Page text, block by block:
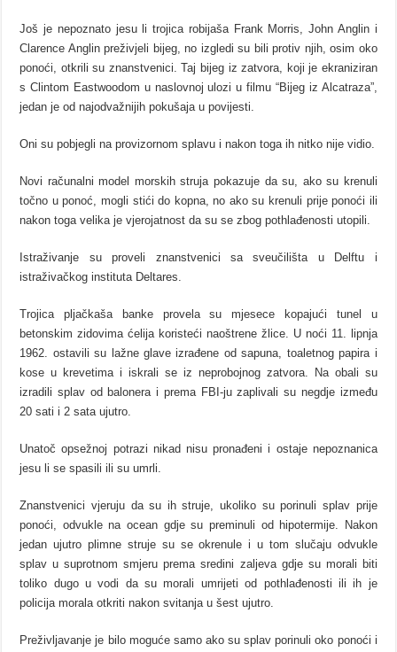
Još je nepoznato jesu li trojica robijaša Frank Morris, John Anglin i
Clarence Anglin preživjeli bijeg, no izgledi su bili protiv njih, osim oko
ponoći, otkrili su znanstvenici. Taj bijeg iz zatvora, koji je ekraniziran
s Clintom Eastwoodom u naslovnoj ulozi u filmu “Bijeg iz Alcatraza”,
jedan je od najodvažnijih pokušaja u povijesti.
Oni su pobjegli na provizornom splavu i nakon toga ih nitko nije vidio.
Novi računalni model morskih struja pokazuje da su, ako su krenuli
točno u ponoć, mogli stići do kopna, no ako su krenuli prije ponoći ili
nakon toga velika je vjerojatnost da su se zbog pothlađenosti utopili.
Istraživanje su proveli znanstvenici sa sveučilišta u Delftu i
istraživačkog instituta Deltares.
Trojica pljačkaša banke provela su mjesece kopajući tunel u
betonskim zidovima ćelija koristeći naoštrene žlice. U noći 11. lipnja
1962. ostavili su lažne glave izrađene od sapuna, toaletnog papira i
kose u krevetima i iskrali se iz neprobojnog zatvora. Na obali su
izradili splav od balonera i prema FBI-ju zaplivali su negdje između
20 sati i 2 sata ujutro.
Unatoč opsežnoj potrazi nikad nisu pronađeni i ostaje nepoznanica
jesu li se spasili ili su umrli.
Znanstvenici vjeruju da su ih struje, ukoliko su porinuli splav prije
ponoći, odvukle na ocean gdje su preminuli od hipotermije. Nakon
jedan ujutro plimne struje su se okrenule i u tom slučaju odvukle
splav u suprotnom smjeru prema sredini zaljeva gdje su morali biti
toliko dugo u vodi da su morali umrijeti od pothlađenosti ili ih je
policija morala otkriti nakon svitanja u šest ujutro.
Preživljavanje je bilo moguće samo ako su splav porinuli oko ponoći i